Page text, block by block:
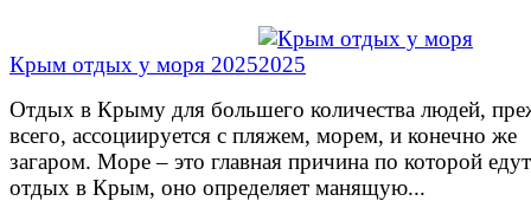
Крым отдых у моря 2025
Отдых в Крыму для большего количества людей,
всего, ассоциируется с пляжем, морем, и конечно же
загаром. Море – это главная причина по которой
отдых в Крым, оно определяет манящую...